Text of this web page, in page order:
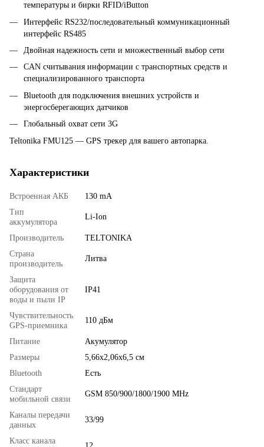
температуры и бирки RFID/iButton
Интерфейс RS232/последовательный коммуникационный
интерфейс RS485
Двойная надежность сети и множественный выбор сети
CAN считывания информации с транспортных средств и
специализированного транспорта
Bluetooth для подключения внешних устройств и
энергосберегающих датчиков
Глобальный охват сети 3G
Teltonika FMU125 — GPS трекер для вашего автопарка.
Характеристики
Встроенная АКБ
130 mA
Тип
аккумулятора
Li-Ion
Производитель
TELTONIKA
Страна
производитель
Литва
Защита
оборудования от
воды и пыли IP
IP41
Чувствительность
GPS-приемника
110 дБм
Питание
Акумулятор
Размеры
5,66х2,06х6,5 см
Bluetooth
Есть
Стандарт
мобильной связи
GSM 850/900/1800/1900 MHz
Каналы передачи
данных
33/99
Класс канала